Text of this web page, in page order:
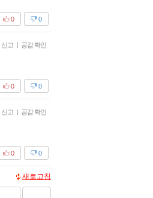
0
0
신고 | 공감 확인
0
0
신고 | 공감 확인
0
0
새로고침